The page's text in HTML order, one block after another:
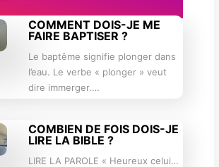
COMMENT DOIS-JE ME
FAIRE BAPTISER ?
Le baptême signifie plonger dans
l’eau. Le verbe « plonger » veut
dire immerger.…
COMBIEN DE FOIS DOIS-JE
LIRE LA BIBLE ?
LIRE LA PAROLE « Heureux celui…